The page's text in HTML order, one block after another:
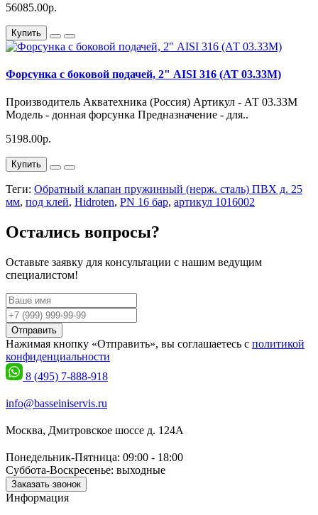
56085.00р.
Купить
Форсунка с боковой подачей, 2" AISI 316 (АТ 03.33М)
Производитель Акватехника (Россия) Артикул - АТ 03.33М
Модель - донная форсунка Предназначение - для..
5198.00р.
Купить
Теги: Обратный клапан пружинный (нерж. сталь) ПВХ д. 25
мм, под клей, Hidroten, PN 16 бар, артикул 1016002
Остались вопросы?
Оставьте заявку для консультации с нашим ведущим
специалистом!
Отправить
Нажимая кнопку «Отправить», вы соглашаетесь с политикой
конфиденциальности
8 (495) 7-888-918
info@basseiniservis.ru
Москва, Дмитровское шоссе д. 124А
Понедельник-Пятница: 09:00 - 18:00
Суббота-Воскресенье: выходные
Заказать звонок
Информация